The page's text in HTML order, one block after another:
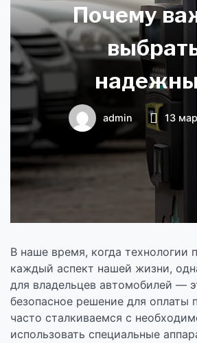
Почему
аппарат
оплаты
admin 13
В наше время, когда технологии
каждый аспект нашей жизни,
для владельцев автомобилей —
безопасное решение для оплаты
часто сталкиваемся с
использовать специальные